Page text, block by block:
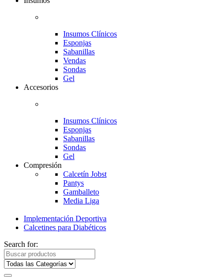
Insumos Clínicos
Esponjas
Sabanillas
Vendas
Sondas
Gel
Accesorios
Insumos Clínicos
Esponjas
Sabanillas
Sondas
Gel
Compresión
Calcetín Jobst
Pantys
Gamballeto
Media Liga
Implementación Deportiva
Calcetines para Diabéticos
Search for: